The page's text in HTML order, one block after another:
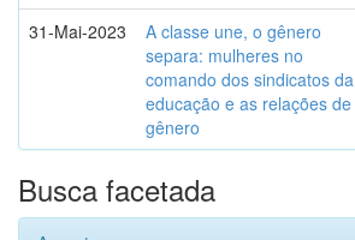
31-Mai-2023
A classe une, o gênero
separa: mulheres no
comando dos sindicatos da
educação e as relações de
gênero
Busca facetada